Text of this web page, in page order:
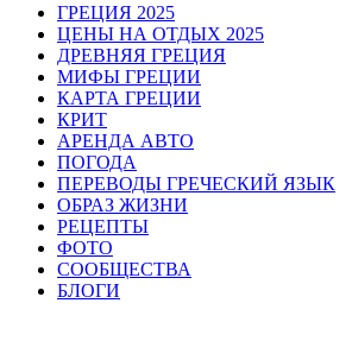
ГРЕЦИЯ 2025
ЦЕНЫ НА ОТДЫХ 2025
ДРЕВНЯЯ ГРЕЦИЯ
МИФЫ ГРЕЦИИ
КАРТА ГРЕЦИИ
КРИТ
АРЕНДА АВТО
ПОГОДА
ПЕРЕВОДЫ ГРЕЧЕСКИЙ ЯЗЫК
ОБРАЗ ЖИЗНИ
РЕЦЕПТЫ
ФОТО
СООБЩЕСТВА
БЛОГИ